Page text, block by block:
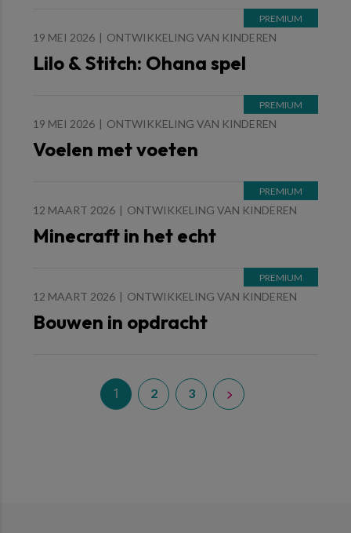
19 MEI 2026 ONTWIKKELING VAN KINDEREN
Lilo & Stitch: Ohana spel
19 MEI 2026 ONTWIKKELING VAN KINDEREN
Voelen met voeten
12 MAART 2026 ONTWIKKELING VAN KINDEREN
Minecraft in het echt
12 MAART 2026 ONTWIKKELING VAN KINDEREN
Bouwen in opdracht
1 2 3